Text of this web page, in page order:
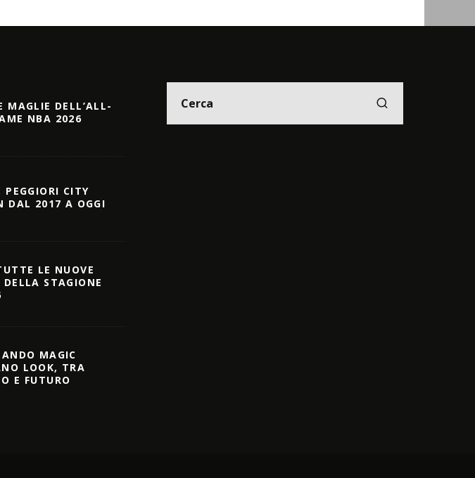
MAGLIE DELL’ALL-
NBA 2026
PEGGIORI CITY
DAL 2017 A OGGI
LE NUOVE
DELLA STAGIONE
MAGIC
LOOK, TRA
E FUTURO